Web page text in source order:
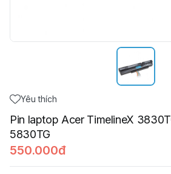
Yêu thích
Pin laptop Acer TimelineX
5830TG
550.000đ